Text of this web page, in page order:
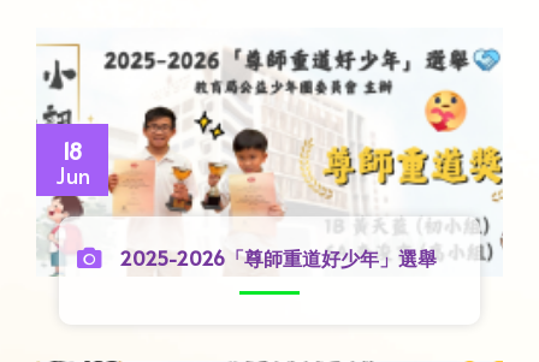
18
Jun
2025-2026「尊師重道好少年」選舉